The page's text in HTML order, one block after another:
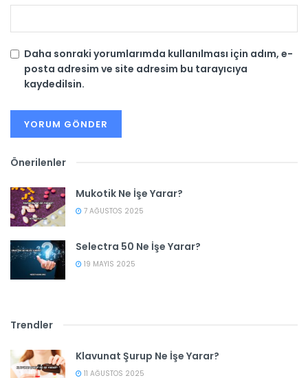
Daha sonraki yorumlarımda kullanılması için adım, e-
posta adresim ve site adresim bu tarayıcıya
kaydedilsin.
Önerilenler
Mukotik Ne İşe Yarar?
7 AĞUSTOS 2025
Selectra 50 Ne İşe Yarar?
19 MAYIS 2025
Trendler
Klavunat Şurup Ne İşe Yarar?
11 AĞUSTOS 2025